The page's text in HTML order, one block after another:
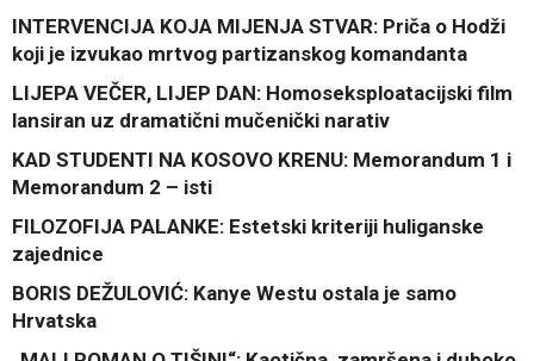
INTERVENCIJA KOJA MIJENJA STVAR: Priča o Hodži
koji je izvukao mrtvog partizanskog komandanta
LIJEPA VEČER, LIJEP DAN: Homoseksploatacijski film
lansiran uz dramatični mučenički narativ
KAD STUDENTI NA KOSOVO KRENU: Memorandum 1 i
Memorandum 2 – isti
FILOZOFIJA PALANKE: Estetski kriteriji huliganske
zajednice
BORIS DEŽULOVIĆ: Kanye Westu ostala je samo
Hrvatska